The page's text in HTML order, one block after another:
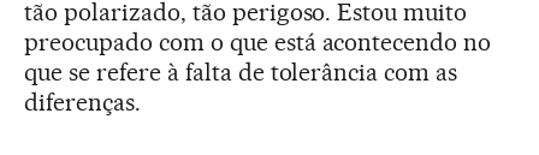
tão polarizado, tão perigoso. Estou muito
preocupado com o que está acontecendo no
que se refere à falta de tolerância com as
diferenças.